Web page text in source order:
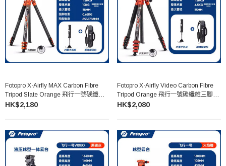
Fotopro X-Airfly MAX Carbon Fibre
Tripod Slate Orange 飛行一號碳纖維
三腳架套裝
HK$2,180
Fotopro X-Airfly Video Carbon Fibre
Tripod Orange 飛行一號碳纖維三腳架
套裝
HK$2,080